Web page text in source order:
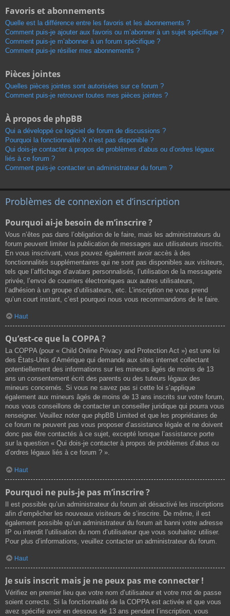
Favoris et abonnements
Quelle est la différence entre les favoris et les abonnements ?
Comment puis-je ajouter aux favoris ou m’abonner à un sujet spécifique ?
Comment puis-je m’abonner à un forum spécifique ?
Comment puis-je résilier mes abonnements ?
Pièces jointes
Quelles pièces jointes sont autorisées sur ce forum ?
Comment puis-je retrouver toutes mes pièces jointes ?
À propos de phpBB
Qui a développé ce logiciel de forum de discussions ?
Pourquoi la fonctionnalité X n’est pas disponible ?
Qui dois-je contacter à propos de problèmes d’abus ou d’ordres légaux
liés à ce forum ?
Comment puis-je contacter un administrateur du forum ?
Problèmes de connexion et d’inscription
Pourquoi ai-je besoin de m’inscrire ?
Vous n’êtes pas dans l’obligation de le faire, mais les administrateurs du
forum peuvent limiter la publication de messages aux utilisateurs inscrits.
En vous inscrivant, vous pouvez également avoir accès à des
fonctionnalités supplémentaires qui ne sont pas disponibles aux visiteurs,
tels que l’affichage d’avatars personnalisés, l’utilisation de la messagerie
privée, l’envoi de courriers électroniques aux autres utilisateurs,
l’adhésion à un groupe d’utilisateurs, etc. L’inscription ne vous prend
qu’un court instant, c’est pourquoi nous vous recommandons de le faire.
Haut
Qu’est-ce que la COPPA ?
La COPPA (pour « Child Online Privacy and Protection Act ») est une loi
des États-Unis d’Amérique qui demande aux sites internet collectant
potentiellement des informations sur les mineurs âgés de moins de 13
ans un consentement écrit des parents ou des tuteurs légaux des
mineurs concernés. Si vous ne savez pas si cette loi s’applique
également aux mineurs âgés de moins de 13 ans inscrits sur votre forum,
nous vous conseillons de contacter un conseiller juridique qui pourra vous
renseigner. Veuillez noter que phpBB Limited et que les propriétaires de
ce forum ne peuvent pas vous proposer d’assistance légale et ne doivent
donc pas être contactés à ce sujet, excepté lorsque l’assistance porte
sur la question « Qui dois-je contacter à propos de problèmes d’abus ou
d’ordres légaux liés à ce forum ? ».
Haut
Pourquoi ne puis-je pas m’inscrire ?
Il est possible qu’un administrateur du forum ait désactivé les inscriptions
afin d’empêcher les nouveaux visiteurs de s’inscrire. De même, il est
également possible qu’un administrateur du forum ait banni votre adresse
IP ou interdit l’utilisation du nom d’utilisateur que vous souhaitez utiliser.
Pour plus d’informations, veuillez contacter un administrateur du forum.
Haut
Je suis inscrit mais je ne peux pas me connecter !
Vérifiez en premier lieu que votre nom d’utilisateur et votre mot de passe
soient corrects. Si la fonctionnalité de la COPPA est activée et que vous
avez spécifié avoir en dessous de 13 ans pendant l’inscription, vous